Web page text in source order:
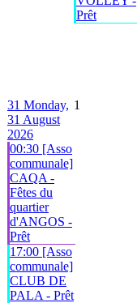
Prêt
31 Monday,
31 August
2026
00:30 [Asso
communale]
CAQA -
Fêtes du
quartier
d'ANGOS -
Prêt
17:00 [Asso
communale]
CLUB DE
PALA - Prêt
1